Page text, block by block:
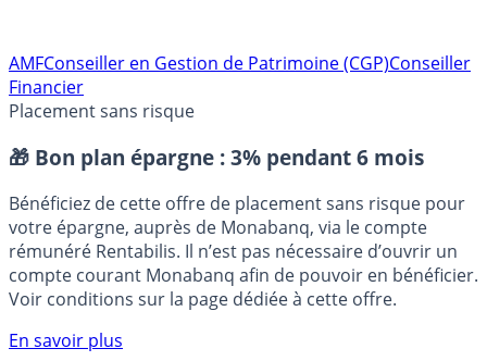
AMFConseiller en Gestion de Patrimoine (CGP)
Placement sans risque
🎁 Bon plan épargne : 3% pendant 6 mois
Bénéficiez de cette offre de placement sans risque pour
votre épargne, auprès de Monabanq, via le compte
rémunéré Rentabilis. Il n’est pas nécessaire d’ouvrir un
Voir conditions sur la page dédiée à cette offre.